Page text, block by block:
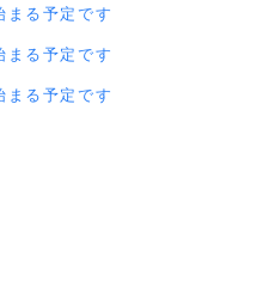
る予定です
る予定です
る予定です